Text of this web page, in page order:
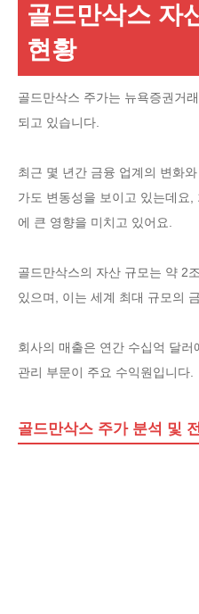
골드만삭스 자
현황
골드만삭스 주가는 뉴욕증권거
되고 있습니다.
최근 몇 년간 금융 업계의 변화
가도 변동성을 보이고 있는데요
에 큰 영향을 미치고 있어요.
골드만삭스의 자산 규모는 약 2
있으며, 이는 세계 최대 규모의
회사의 매출은 연간 수십억 달
관리 부문이 주요 수익원입니다.
골드만삭스 주가 분석 및